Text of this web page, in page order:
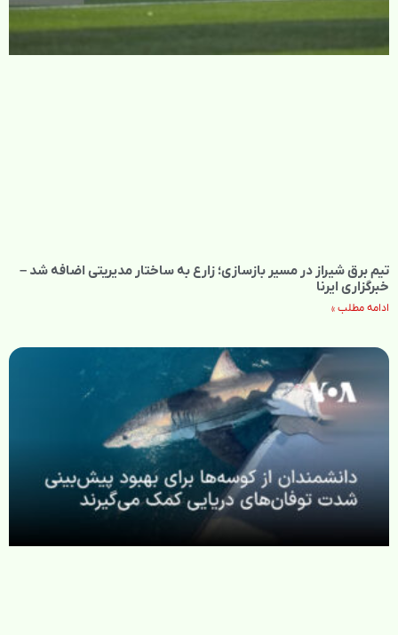
تیم برق شیراز در مسیر بازسازی؛ زارع به ساختار مدیریتی اضافه شد –
خبرگزاری ایرنا
ادامه مطلب »